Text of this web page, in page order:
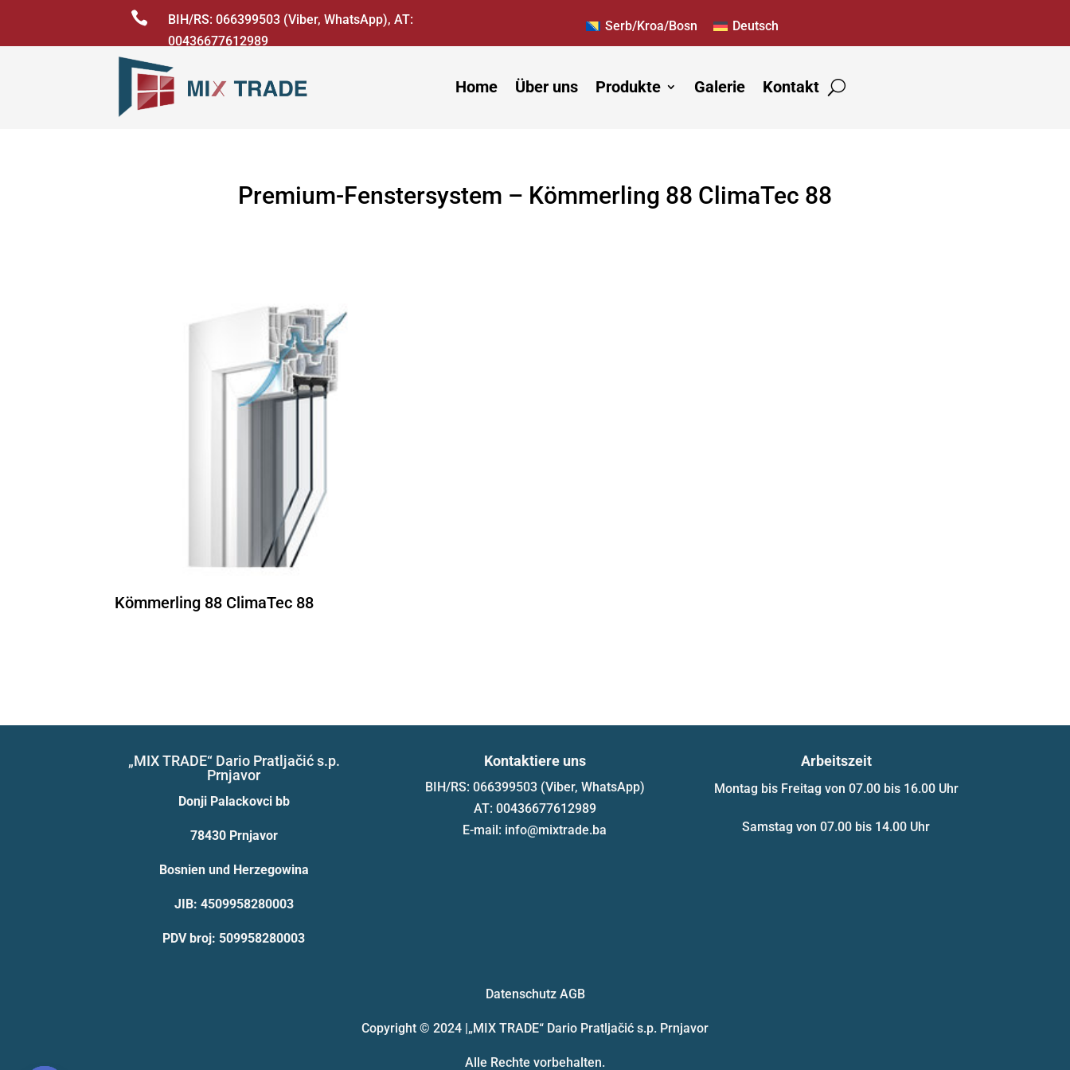

BIH/RS: 066399503 (Viber, WhatsApp), AT:
00436677612989
Serb/Kroa/Bosn Deutsch
Home Über uns Produkte Galerie Kontakt
Premium-Fenstersystem – Kömmerling 88 ClimaTec 88
Kömmerling 88 ClimaTec 88
„MIX TRADE“ Dario Pratljačić s.p.
Prnjavor
Donji Palackovci bb
78430 Prnjavor
Bosnien und Herzegowina
JIB: 4509958280003
PDV broj: 509958280003
Kontaktiere uns
BIH/RS: 066399503 (Viber, WhatsApp)
AT: 00436677612989
E-mail: info@mixtrade.ba
Arbeitszeit
Montag bis Freitag von 07.00 bis 16.00 Uhr
Samstag von 07.00 bis 14.00 Uhr
Datenschutz AGB
Copyright © 2024 |„MIX TRADE“ Dario Pratljačić s.p. Prnjavor
Alle Rechte vorbehalten.